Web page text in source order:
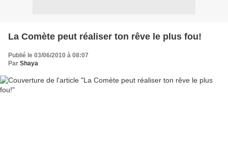
La Comète peut réaliser ton rêve le plus fou!
Publié le 03/06/2010 à 08:07
Par Shaya